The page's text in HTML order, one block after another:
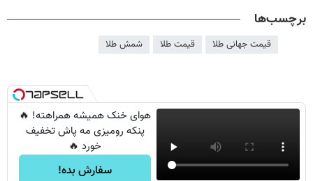
برچسب‌ها
قیمت جهانی طلا قیمت طلا شمش طلا
هوای خنک همیشه همراهته! 🔥
پنکه رومیزی مه پاش تخفیف
خورد 🔥
سفارش بده!